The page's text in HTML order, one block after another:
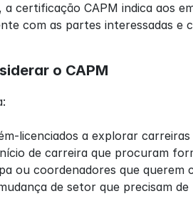
certificação CAPM indica aos
com as partes interessadas
o CAPM
licenciados a explorar
de carreira que procuram
ou coordenadores que
de setor que precisam